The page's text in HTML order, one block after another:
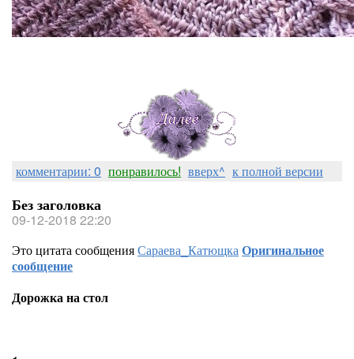
комментарии: 0 понравилось! вверх^ к полной версии
Без заголовка
09-12-2018 22:20
Это цитата сообщенияСараева_КатющкаОригинальное
сообщение
Дорожка на стол